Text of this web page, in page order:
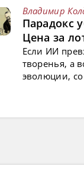
Владимир
Парадокс
Цена за
Если ИИ
творенья, а
эволюции,